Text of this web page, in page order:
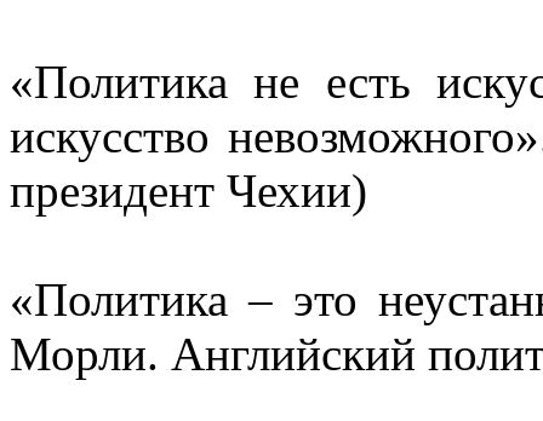
«Политика не есть
искусство
президент Чехии)
«Политика – это
Морли. Английский